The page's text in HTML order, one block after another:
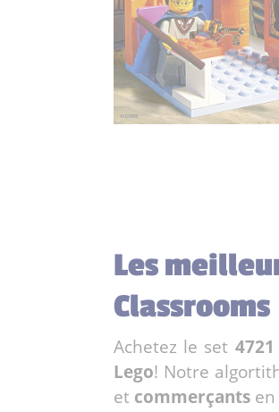
Les
Classrooms
Achetez le set
Lego! Notre
et commerçants